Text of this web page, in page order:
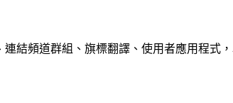
連結頻道群組、旗標翻譯、使用者應用程